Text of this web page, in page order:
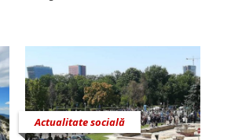
Actualitate socială